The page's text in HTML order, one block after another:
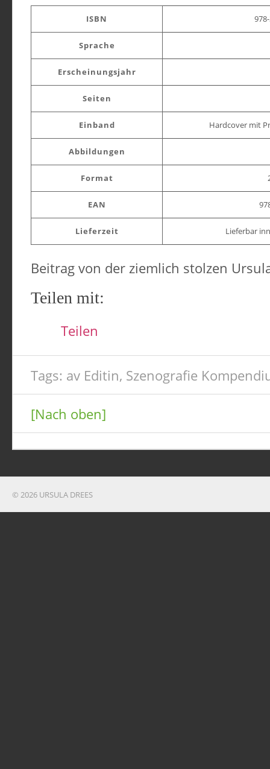
ISBN
Sprache
Erscheinungsjahr
Seiten
Einband Hardcover mit
Abbildungen
Format
EAN
Lieferzeit Lieferbar
Beitrag von der ziemlich stolzen
Teilen mit:
Teilen
Tags: av Editin, Szenografie
[Nach oben]
© 2026 URSULA DREES